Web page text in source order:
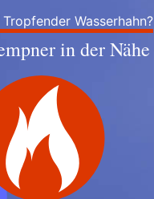
Wasserhahn?
in der Nähe